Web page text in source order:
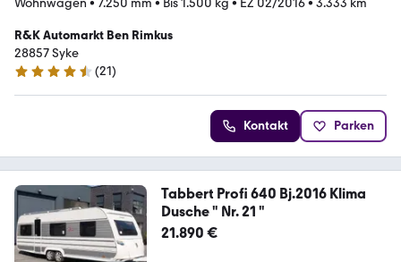
R&K Automarkt Ben Rimkus
28857 Syke
4.6 Sterne
(21)
Kontakt Parken
Tabbert Profi 640 Bj.2016 Klima
Dusche " Nr. 21 "
21.890 €